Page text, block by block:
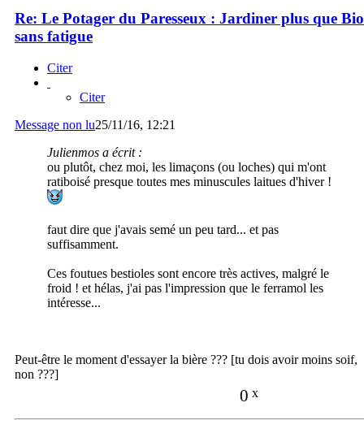
Re: Le Potager du Paresseux : Jardiner plus que Bio
sans fatigue
Citer
Citer
Message non lu25/11/16, 12:21
Julienmos a écrit :
ou plutôt, chez moi, les limaçons (ou loches) qui m'ont
ratiboisé presque toutes mes minuscules laitues d'hiver !
faut dire que j'avais semé un peu tard... et pas
suffisamment.
Ces foutues bestioles sont encore très actives, malgré le
froid ! et hélas, j'ai pas l'impression que le ferramol les
intéresse...
Peut-être le moment d'essayer la bière ??? [tu dois avoir moins soif,
non ???]
0 x